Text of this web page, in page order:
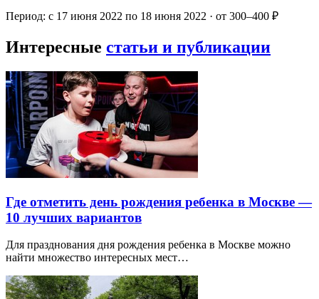
Период: с 17 июня 2022 по 18 июня 2022 · от 300–400 ₽
Интересные статьи и публикации
Где отметить день рождения ребенка в Москве —
10 лучших вариантов
Для празднования дня рождения ребенка в Москве можно
найти множество интересных мест…